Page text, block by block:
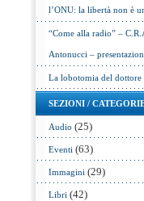
l’ONU: la libertà non è
“Come alla radio” –
Antonucci –
La lobotomia del dottore
SEZIONI /
Audio (25)
Eventi (63)
Immagini (29)
Libri (42)